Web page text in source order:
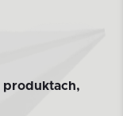
produktach,